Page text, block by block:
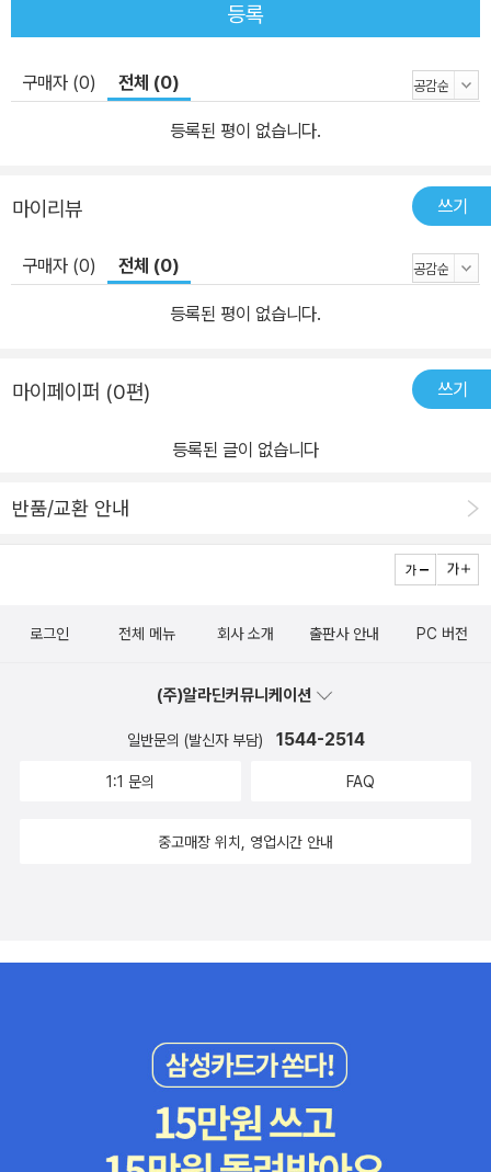
등록
구매자 (0) 전체 (0)
등록된 평이 없습니다.
마이리뷰 쓰기
구매자 (0) 전체 (0)
등록된 평이 없습니다.
마이페이퍼 (0편) 쓰기
등록된 글이 없습니다
반품/교환 안내
로그인 전체 메뉴 회사 소개 출판사 안내 PC 버전
(주)알라딘커뮤니케이션
일반문의 (발신자 부담) 1544-2514
1:1 문의 FAQ
중고매장 위치, 영업시간 안내